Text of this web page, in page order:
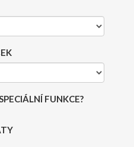
FUNKCE?